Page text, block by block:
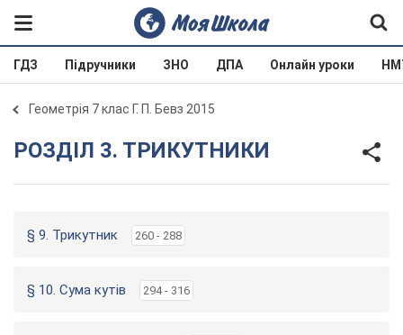
ГДЗ Підручники ЗНО ДПА Онлайн уроки
Геометрія 7 клас Г. П. Бевз 2015
РОЗДІЛ 3. ТРИКУТНИКИ
§ 9. Трикутник 260 - 288
§ 10. Сума кутів 294 - 316